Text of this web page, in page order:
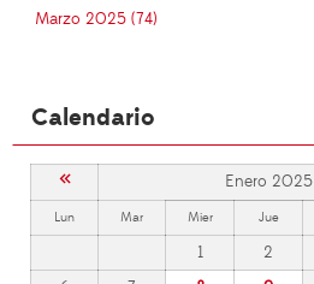
Marzo 2025 (74)
Calendario
« Enero 2025
Lun Mar Mier Jue
1 2